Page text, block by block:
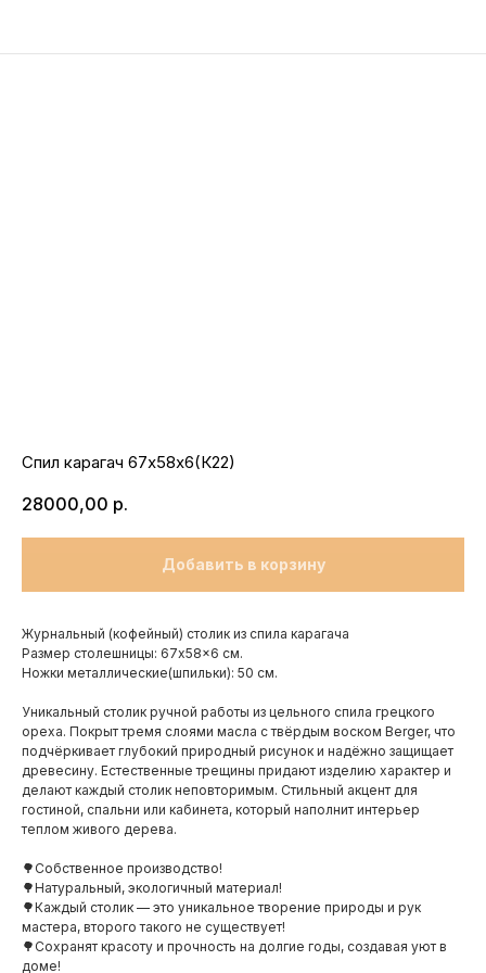
Спил карагач 67х58х6(К22)
28000,00 р.
Добавить в корзину
Журнальный (кофейный) столик из спила карагача
Размер столешницы: 67x58x6 см.
Ножки металлические(шпильки): 50 см.
Уникальный столик ручной работы из цельного спила грецкого
ореха. Покрыт тремя слоями масла с твёрдым воском Berger, что
подчёркивает глубокий природный рисунок и надёжно защищает
древесину. Естественные трещины придают изделию характер и
делают каждый столик неповторимым. Стильный акцент для
гостиной, спальни или кабинета, который наполнит интерьер
теплом живого дерева.
🌳Собственное производство!
🌳Натуральный, экологичный материал!
🌳Каждый столик — это уникальное творение природы и рук
мастера, второго такого не существует!
🌳Сохранят красоту и прочность на долгие годы, создавая уют в
доме!